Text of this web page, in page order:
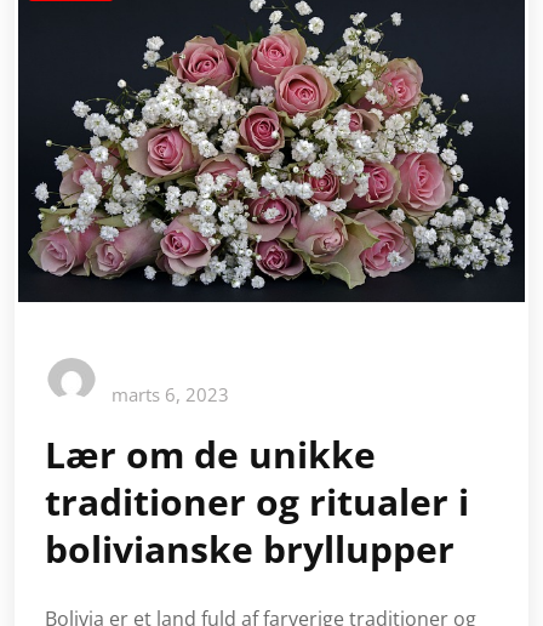
marts 6, 2023
Lær om de unikke
traditioner og ritualer i
bolivianske bryllupper
Bolivia er et land fuld af farverige traditioner og